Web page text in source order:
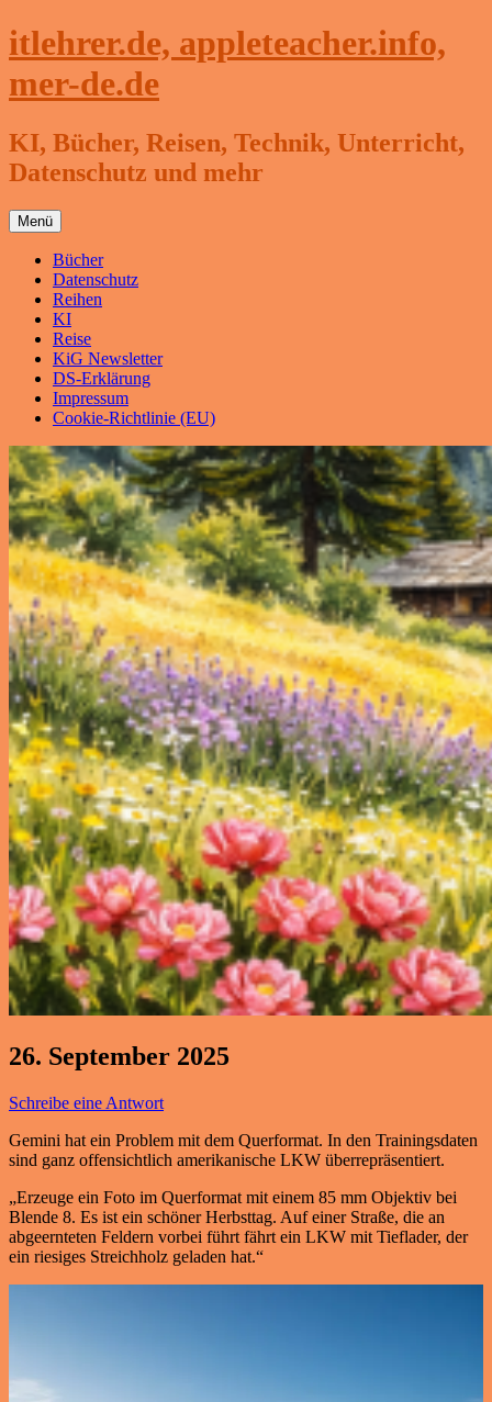
Zum
Inhalt
itlehrer.de, appleteacher.info,
mer-de.de
KI, Bücher, Reisen, Technik, Unterricht,
Datenschutz und mehr
Menü
Bücher
Datenschutz
Reihen
KI
Reise
KiG Newsletter
DS-Erklärung
Impressum
Cookie-Richtlinie (EU)
26. September 2025
Schreibe eine Antwort
Gemini hat ein Problem mit dem Querformat. In den Trainingsdaten
sind ganz offensichtlich amerikanische LKW überrepräsentiert.
„Erzeuge ein Foto im Querformat mit einem 85 mm Objektiv bei
Blende 8. Es ist ein schöner Herbsttag. Auf einer Straße, die an
abgeernteten Feldern vorbei führt fährt ein LKW mit Tieflader, der
ein riesiges Streichholz geladen hat.“